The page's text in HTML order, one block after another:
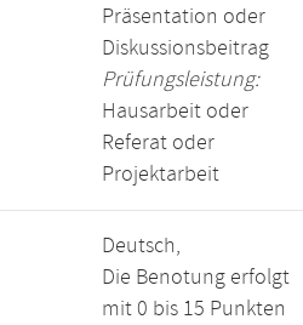
Präsentation oder
Diskussionsbeitrag
Prüfungsleistung:
Hausarbeit oder
Referat oder
Projektarbeit
Deutsch,
Die Benotung erfolgt
mit 0 bis 15 Punkten